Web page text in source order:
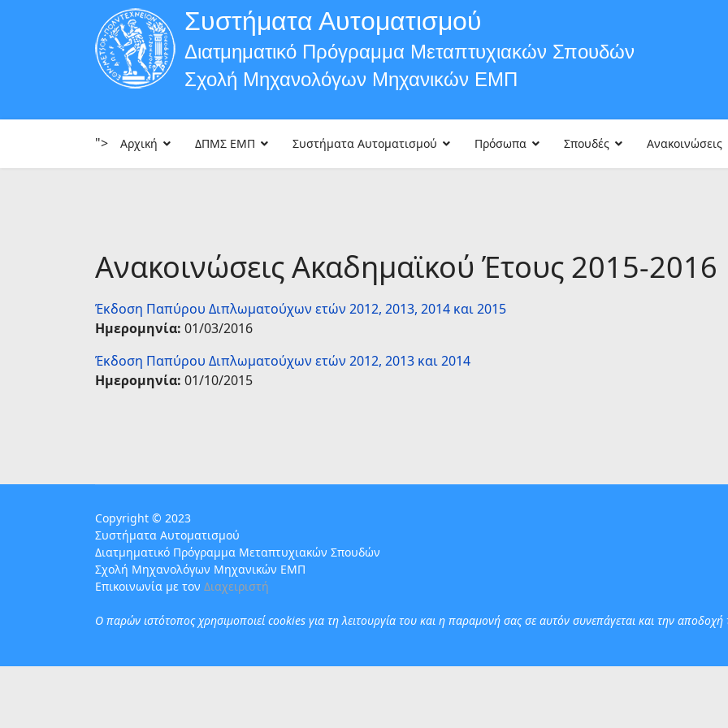
Συστήματα Αυτοματισμού
Διατμηματικό Πρόγραμμα Μεταπτυχιακών Σπουδών
Σχολή Μηχανολόγων Μηχανικών ΕΜΠ
"> Αρχική ΔΠΜΣ ΕΜΠ Συστήματα Αυτοματισμού Πρόσωπα Σπουδές Ανακοινώσεις
Ανακοινώσεις Ακαδημαϊκού Έτους 2015-2016
Έκδοση Παπύρου Διπλωματούχων ετών 2012, 2013, 2014 και 2015
Ημερομηνία: 01/03/2016
Έκδοση Παπύρου Διπλωματούχων ετών 2012, 2013 και 2014
Ημερομηνία: 01/10/2015
Copyright © 2023
Συστήματα Αυτοματισμού
Διατμηματικό Πρόγραμμα Μεταπτυχιακών Σπουδών
Σχολή Μηχανολόγων Μηχανικών ΕΜΠ
Επικοινωνία με τον Διαχειριστή
Ο παρών ιστότοπος χρησιμoποιεί cookies για τη λειτουργία του και η παραμονή σας σε αυτόν συνεπάγεται και την αποδοχή